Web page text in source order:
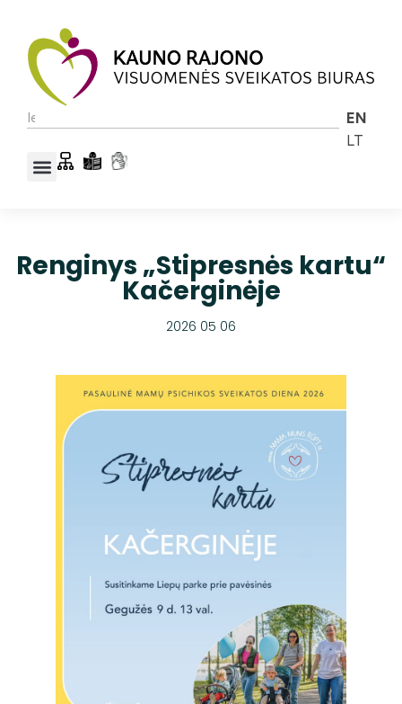
EN
LT
Renginys „Stipresnės kartu“
Kačerginėje
2026 05 06